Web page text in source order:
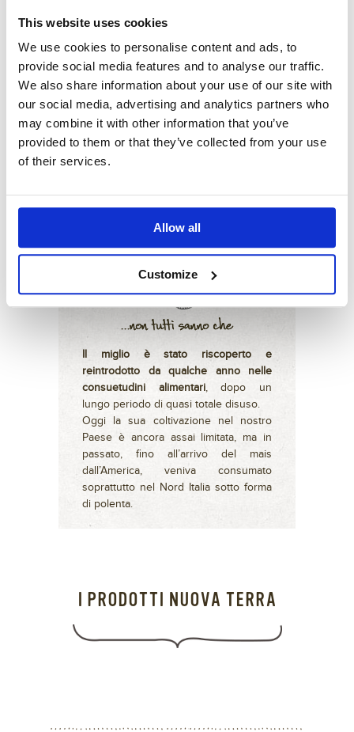
This website uses cookies
We use cookies to personalise content and ads, to
provide social media features and to analyse our traffic.
We also share information about your use of our site with
our social media, advertising and analytics partners who
may combine it with other information that you’ve
provided to them or that they’ve collected from your use
of their services.
Allow all
Customize
tostatura, la quantità d’acqua andrà
raddoppiata. Per prepararne 300 g ad
esempio, se tosti il miglio prima di
cuocerlo, ti serviranno 600 ml di
acqua, altrimenti te ne serviranno
1200 ml. Metti in una pentola capiente
il miglio, versa l’acqua, porta ad
ebollizione, poi copri con un
cuocere per 15/20 minuti a seconda
Il miglio si conserva molto a lungo in
grani, diventa invece molto deperibile
Il miglio è stato riscoperto e
reintrodotto da qualche anno nelle
consuetudini alimentari, dopo un
lungo periodo di quasi totale disuso.
Oggi la sua coltivazione nel nostro
Paese è ancora assai limitata, ma in
passato, fino all’arrivo del mais
dall’America, veniva consumato
soprattutto nel Nord Italia sotto forma
di polenta.
I PRODOTTI NUOVA TERRA